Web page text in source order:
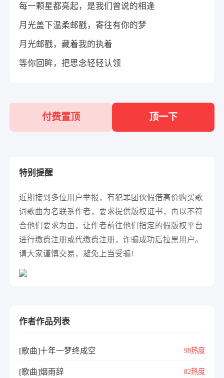
每一颗星都亮起，是我们曾说的相逢
月光盖下温柔邮戳，寄往有你的梦
月光邮戳，藏着我的执着
等你回眸，把思念轻轻认领
付费置顶 顶一下
特别提醒
近期接到多位用户举报，有犯罪团伙假借高价购买歌
词歌曲为名联系作者，要求提供版权证书，再以不符
合他们要求为由，让作者前往他们指定的假版权平台
进行缴费注册或代缴费注册，诈骗成功后拉黑用户。
请大家谨慎交易，避免上当受骗!
作者作品列表
[歌曲]十年一梦终成空 98热度
[歌曲]烟雨辞 82热度